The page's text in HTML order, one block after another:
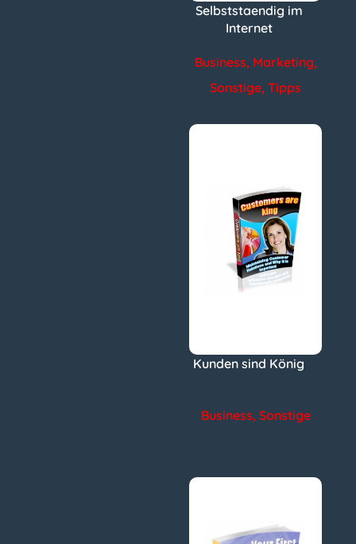
Selbststaendig im
Internet
Business, Marketing,
Sonstige,Tipps
Kunden sind König
Business, Sonstige